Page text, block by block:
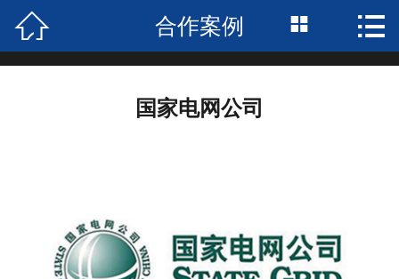
首页
关于我们
服务项目
荣誉资质
 合作案例  
国家电网公司